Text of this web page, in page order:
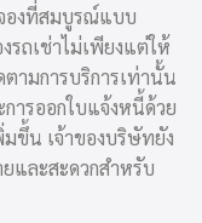
องที่สมบูรณ์แบบ
ถเช่าไม่เพียงแต่ให้
ามการบริการเท่านั้น
ารออกใบแจ้งหนี้ด้วย
มขึ้น เจ้าของบริษัทยัง
และสะดวกสำหรับ